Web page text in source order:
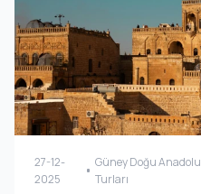
27-12-
2025
Güney Doğu Anadolu
Turları